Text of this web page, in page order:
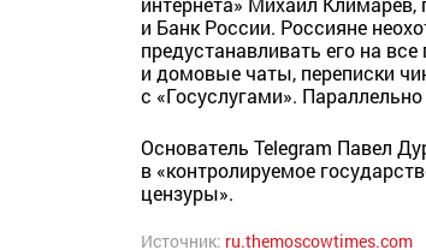
и Банк России. Россияне
предустанавливать его на
и домовые чаты, переписки
с «Госуслугами».
Основатель Telegram Павел
в «контролируемое
цензуры».
Источник: ru.themoscowtimes.com